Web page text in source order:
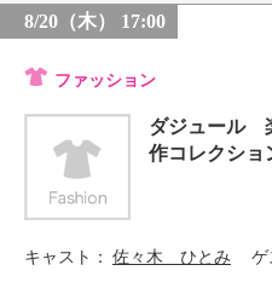
8/20（木） 17:00
ファッション
ダジュール
作コレクショ
キャスト 佐々木 ひとみ ゲ